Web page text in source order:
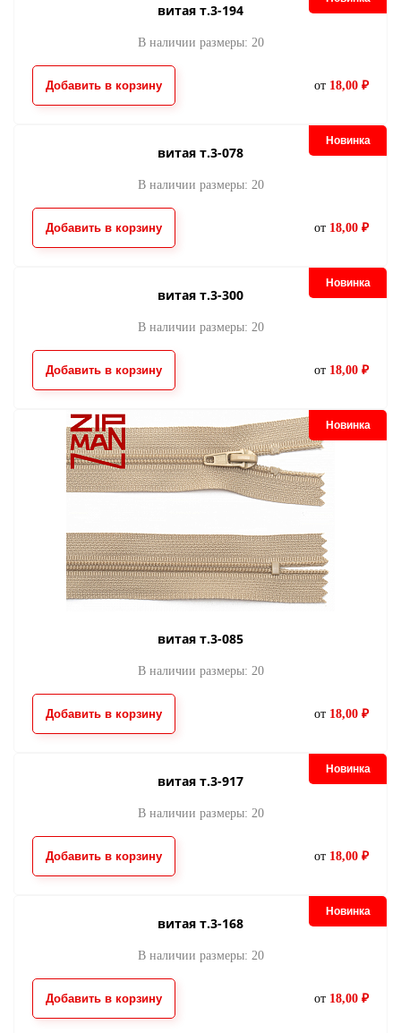
витая т.3-194
В наличии размеры: 20
Добавить в корзину от 18,00 ₽
Новинка
витая т.3-078
В наличии размеры: 20
Добавить в корзину от 18,00 ₽
Новинка
витая т.3-300
В наличии размеры: 20
Добавить в корзину от 18,00 ₽
Новинка
витая т.3-085
В наличии размеры: 20
Добавить в корзину от 18,00 ₽
Новинка
витая т.3-917
В наличии размеры: 20
Добавить в корзину от 18,00 ₽
Новинка
витая т.3-168
В наличии размеры: 20
Добавить в корзину от 18,00 ₽